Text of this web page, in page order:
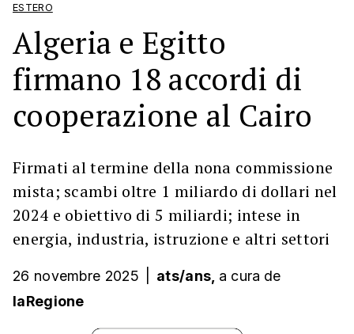
ESTERO
Algeria e Egitto
firmano 18 accordi di
cooperazione al Cairo
Firmati al termine della nona commissione
mista; scambi oltre 1 miliardo di dollari nel
2024 e obiettivo di 5 miliardi; intese in
energia, industria, istruzione e altri settori
26 novembre 2025 ats/ans, a cura de
laRegione